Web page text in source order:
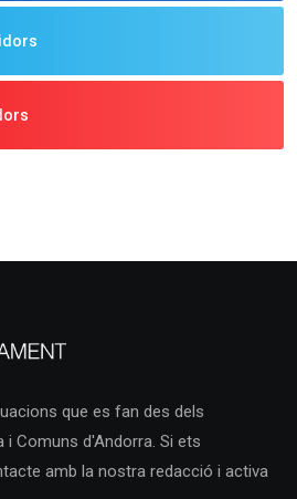
que es fan des dels
i Comuns d'Andorra. Si ets
amb la nostra redacció i activa